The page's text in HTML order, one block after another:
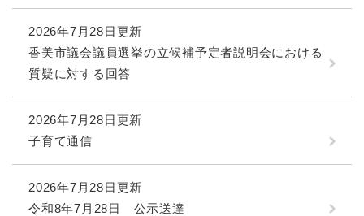
2026年7月28日更新
香美市議会議員選挙の立候補予定者説明会における
質疑に対する回答
2026年7月28日更新
子育て通信
2026年7月28日更新
令和8年7月28日 公示送達